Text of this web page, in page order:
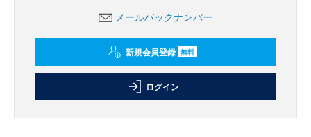
メールバックナンバー
新規会員登録 無料
ログイン